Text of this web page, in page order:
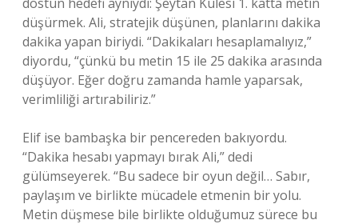
düşürmek. Ali, stratejik düşünen, planlarını dakika
dakika yapan biriydi. “Dakikaları hesaplamalıyız,”
diyordu, “çünkü bu metin 15 ile 25 dakika arasında
düşüyor. Eğer doğru zamanda hamle yaparsak,
verimliliği artırabiliriz.”
Elif ise bambaşka bir pencereden bakıyordu.
“Dakika hesabı yapmayı bırak Ali,” dedi
gülümseyerek. “Bu sadece bir oyun değil… Sabır,
paylaşım ve birlikte mücadele etmenin bir yolu.
Metin düşmese bile birlikte olduğumuz sürece bu